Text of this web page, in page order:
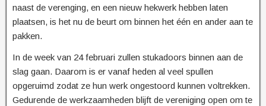
naast de verenging, en een nieuw hekwerk hebben laten
plaatsen, is het nu de beurt om binnen het één en ander aan te
pakken.
In de week van 24 februari zullen stukadoors binnen aan de
slag gaan. Daarom is er vanaf heden al veel spullen
opgeruimd zodat ze hun werk ongestoord kunnen voltrekken.
Gedurende de werkzaamheden blijft de vereniging open om te